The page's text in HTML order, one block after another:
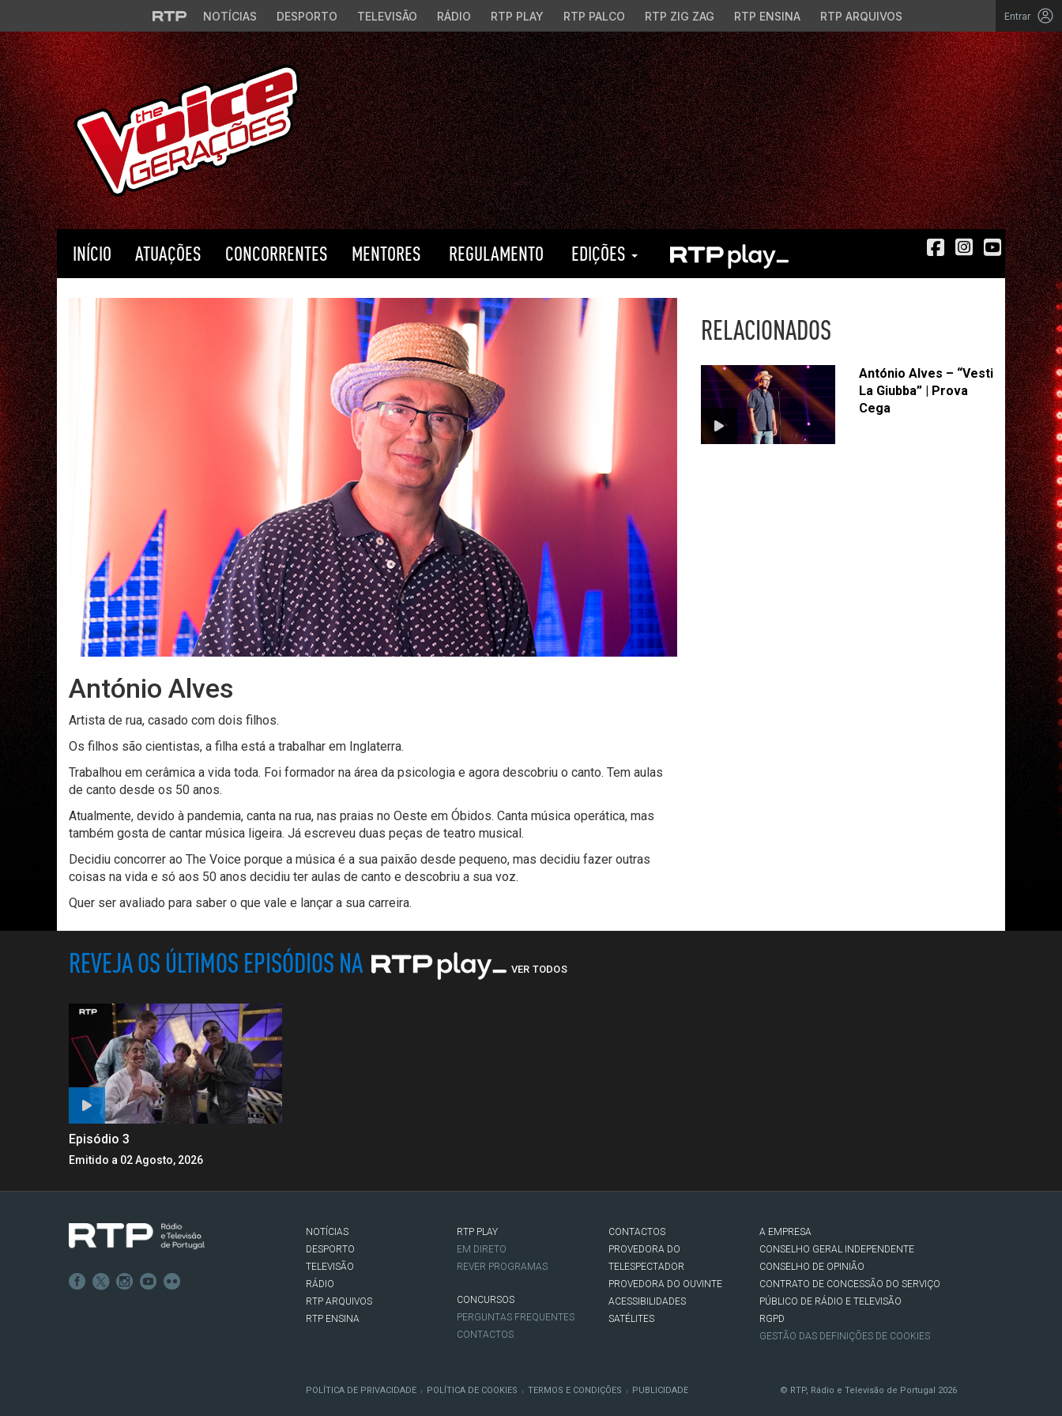
Saltar para o conteúdo principal
NOTÍCIAS DESPORTO TELEVISÃO RÁDIO RTP PLAY RTP PALCO RTP ZIG ZAG RTP ENSINA RTP ARQUIVOS Entrar
INÍCIO ATUAÇÕES CONCORRENTES MENTORES REGULAMENTO EDIÇÕES
António Alves
Artista de rua, casado com dois filhos.
Os filhos são cientistas, a filha está a trabalhar em Inglaterra.
Trabalhou em cerâmica a vida toda. Foi formador na área da psicologia e agora descobriu o canto. Tem aulas
de canto desde os 50 anos.
Atualmente, devido à pandemia, canta na rua, nas praias no Oeste em Óbidos. Canta música operática, mas
também gosta de cantar música ligeira. Já escreveu duas peças de teatro musical.
Decidiu concorrer ao The Voice porque a música é a sua paixão desde pequeno, mas decidiu fazer outras
coisas na vida e só aos 50 anos decidiu ter aulas de canto e descobriu a sua voz.
Quer ser avaliado para saber o que vale e lançar a sua carreira.
RELACIONADOS
António Alves – “Vesti
La Giubba” | Prova
Cega
REVEJA OS ÚLTIMOS EPISÓDIOS NA VER TODOS
Episódio 3
Emitido a 02 Agosto, 2026
NOTÍCIAS
DESPORTO
TELEVISÃO
RÁDIO
RTP ARQUIVOS
RTP ENSINA
RTP PLAY
EM DIRETO
REVER PROGRAMAS
CONCURSOS
PERGUNTAS FREQUENTES
CONTACTOS
CONTACTOS
PROVEDORA DO
TELESPECTADOR
PROVEDORA DO OUVINTE
ACESSIBILIDADES
SATÉLITES
A EMPRESA
CONSELHO GERAL INDEPENDENTE
CONSELHO DE OPINIÃO
CONTRATO DE CONCESSÃO DO SERVIÇO
PÚBLICO DE RÁDIO E TELEVISÃO
RGPD
GESTÃO DAS DEFINIÇÕES DE COOKIES
POLÍTICA DE PRIVACIDADE | POLÍTICA DE COOKIES | TERMOS E CONDIÇÕES | PUBLICIDADE © RTP, Rádio e Televisão de Portugal 2026